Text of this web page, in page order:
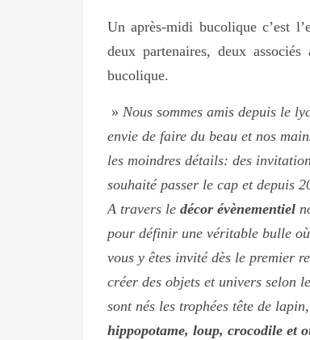
Un après-midi bucolique c’est
deux partenaires, deux
bucolique.
» Nous sommes amis depuis le
envie de faire du beau et nos
les moindres détails: des
souhaité passer le cap et depuis
A travers le décor évènementiel
pour définir une véritable bulle
vous y êtes invité dès le premier
créer des objets et univers selon
sont nés les trophées tête de
hippopotame, loup, crocodile et